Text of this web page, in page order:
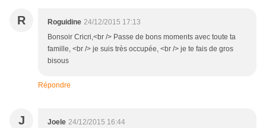
R Roguidine 24/12/2015 17:13
Bonsoir Cricri,<br /> Passe de bons moments avec toute ta
famille, <br /> je suis très occupée, <br /> je te fais de gros
bisous
Répondre
J Joele 24/12/2015 16:44